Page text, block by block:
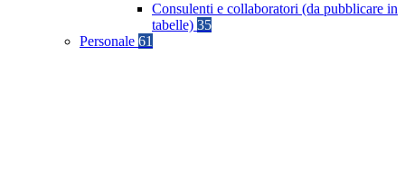
Consulenti e collaboratori (da pubblicare in
tabelle) 35
Personale 61